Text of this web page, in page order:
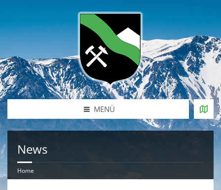
MENÜ
News
Home